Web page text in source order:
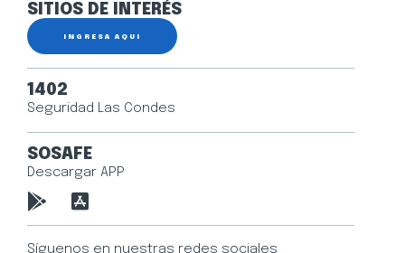
SITIOS DE INTERÉS
INGRESA AQUÍ
1402
Seguridad Las Condes
SOSAFE
Descargar APP
Síguenos en nuestras redes sociales